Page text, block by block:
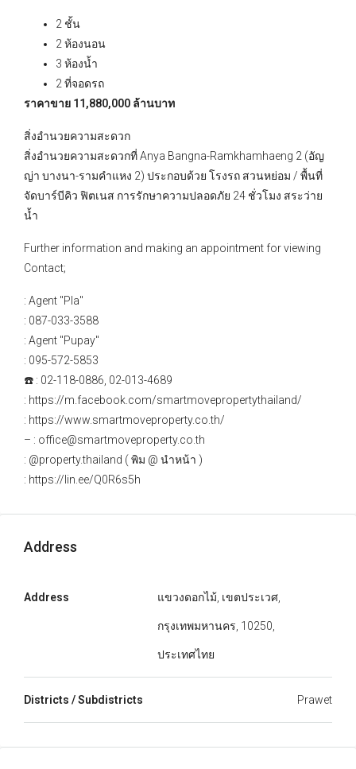
2 ชั้น
2 ห้องนอน
3 ห้องน้ำ
2 ที่จอดรถ
ราคาขาย 11,880,000 ล้านบาท
สิ่งอำนวยความสะดวก
สิ่งอำนวยความสะดวกที่ Anya Bangna-Ramkhamhaeng 2 (อัญ
ญ่า บางนา-รามคำแหง 2) ประกอบด้วย โรงรถ สวนหย่อม / พื้นที่
จัดบาร์บีคิว ฟิตเนส การรักษาความปลอดภัย 24 ชั่วโมง สระว่าย
น้ำ
Further information and making an appointment for viewing
Contact;
: Agent "Pla"
: 087-033-3588
: Agent "Pupay"
: 095-572-5853
☎️ : 02-118-0886, 02-013-4689
: https://m.facebook.com/smartmovepropertythailand/
: https://www.smartmoveproperty.co.th/
– : office@smartmoveproperty.co.th
: @property.thailand ( พิม @ นำหน้า )
: https://lin.ee/Q0R6s5h
Address
Address แขวงดอกไม้, เขตประเวศ,
กรุงเทพมหานคร, 10250,
ประเทศไทย
Districts / Subdistricts Prawet